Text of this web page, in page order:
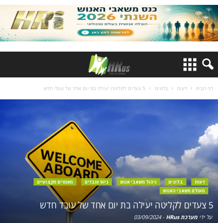
דף הבית דעות בלוגים 5 צעדים לקליטה יעילה בת יום אחד של עובד חדש
דעות בלוגים ניהול משאבי אנוש גיוס עובדים
מאמרים מקצועיים
מעולם משאבי האנוש
5 צעדים לקליטה יעילה בת יום אחד של עובד חדש
על ידי מערכת HRus -
03/09/2024